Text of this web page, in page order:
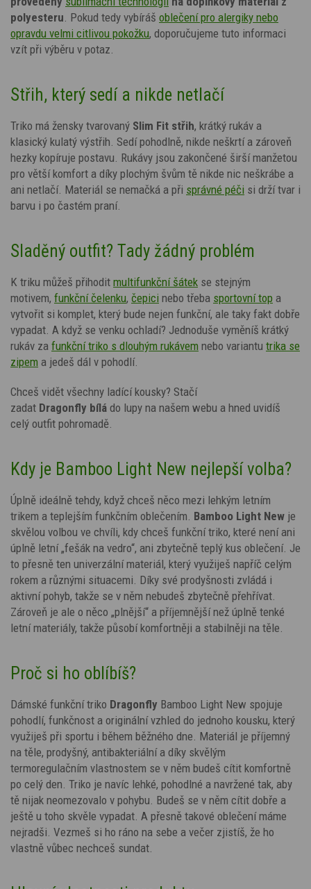
polyesteru . Pokud tedy vybíráš oblečení pro alergiky nebo
opravdu velmi citlivou pokožku, doporučujeme tuto informaci
vzít při výběru v potaz.
Střih, který sedí a nikde netlačí
Triko má žensky tvarovaný Slim Fit střih, krátký rukáv a
klasický kulatý výstřih. Sedí pohodlně, nikde neškrtí a zároveň
hezky kopíruje postavu. Rukávy jsou zakončené širší manžetou
pro větší komfort a díky plochým švům tě nikde nic neškrábe a
ani netlačí. Materiál se nemačká a při správné péči si drží tvar i
barvu i po častém praní.
Sladěný outfit? Tady žádný problém
K triku můžeš přihodit multifunkční šátek se stejným
motivem, funkční čelenku, čepici nebo třeba sportovní top a
vytvořit si komplet, který bude nejen funkční, ale taky fakt dobře
vypadat. A když se venku ochladí? Jednoduše vyměníš krátký
rukáv za funkční triko s dlouhým rukávem nebo variantu trika se
zipem a jedeš dál v pohodlí.
Chceš vidět všechny ladící kousky? Stačí
zadat Dragonfly bílá do lupy na našem webu a hned uvidíš
celý outfit pohromadě.
Kdy je Bamboo Light New nejlepší volba?
Úplně ideálně tehdy, když chceš něco mezi lehkým letním
trikem a teplejším funkčním oblečením. Bamboo Light New je
skvělou volbou ve chvíli, kdy chceš funkční triko, které není ani
úplně letní „fešák na vedro“, ani zbytečně teplý kus oblečení. Je
to přesně ten univerzální materiál, který využiješ napříč celým
rokem a různými situacemi. Díky své prodyšnosti zvládá i
aktivní pohyb, takže se v něm nebudeš zbytečně přehřívat.
Zároveň je ale o něco „plnější“ a příjemnější než úplně tenké
letní materiály, takže působí komfortněji a stabilněji na těle.
Proč si ho oblíbíš?
Dámské funkční triko Dragonfly Bamboo Light New spojuje
pohodlí, funkčnost a originální vzhled do jednoho kousku, který
využiješ při sportu i během běžného dne. Materiál je příjemný
na těle, prodyšný, antibakteriální a díky skvělým
termoregulačním vlastnostem se v něm budeš cítit komfortně
po celý den. Triko je navíc lehké, pohodlné a navržené tak, aby
tě nijak neomezovalo v pohybu. Budeš se v něm cítit dobře a
ještě u toho skvěle vypadat. A přesně takové oblečení máme
nejradši. Vezmeš si ho ráno na sebe a večer zjistíš, že ho
vlastně vůbec nechceš sundat.